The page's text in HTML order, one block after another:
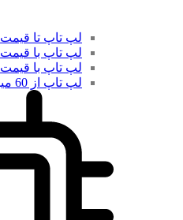
لپ تاپ تا قیمت 20 میلیون
لپ تاپ با قیمت 20 تا 40 میلیون
لپ تاپ با قیمت 40 تا 60 میلیون
لپ تاپ از 60 میلیون و بالاتر